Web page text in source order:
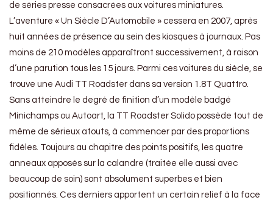
de séries presse consacrées aux voitures miniatures.
L’aventure « Un Siècle D’Automobile » cessera en 2007, après
huit années de présence au sein des kiosques à journaux. Pas
moins de 210 modèles apparaîtront successivement, à raison
d’une parution tous les 15 jours. Parmi ces voitures du siècle, se
trouve une Audi TT Roadster dans sa version 1.8T Quattro.
Sans atteindre le degré de finition d’un modèle badgé
Minichamps ou Autoart, la TT Roadster Solido possède tout de
même de sérieux atouts, à commencer par des proportions
fidèles. Toujours au chapitre des points positifs, les quatre
anneaux apposés sur la calandre (traitée elle aussi avec
beaucoup de soin) sont absolument superbes et bien
positionnés. Ces derniers apportent un certain relief à la face